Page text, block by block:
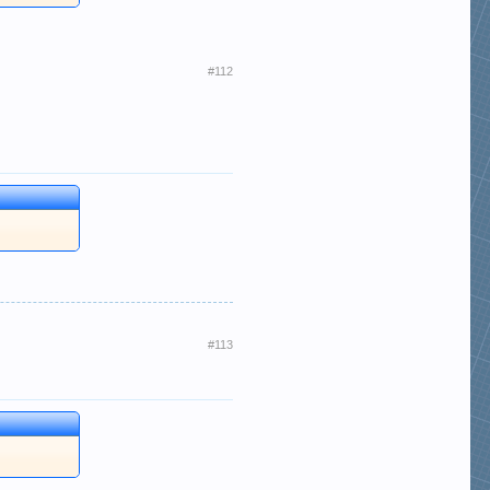
#112
#113